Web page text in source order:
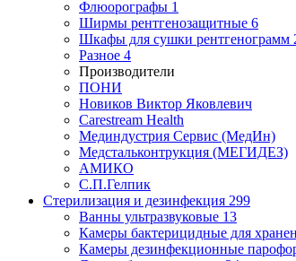
Флюорографы 1
Ширмы рентгенозащитные 6
Шкафы для сушки рентгенограмм
Разное 4
Производители
ПОНИ
Новиков Виктор Яковлевич
Carestream Health
Мединдустрия Сервис (МедИн)
Медстальконтрукция (МЕГИДЕЗ)
АМИКО
С.П.Гелпик
Стерилизация и дезинфекция 299
Ванны ультразвуковые 13
Камеры бактерицидные для
Камеры дезинфекционные